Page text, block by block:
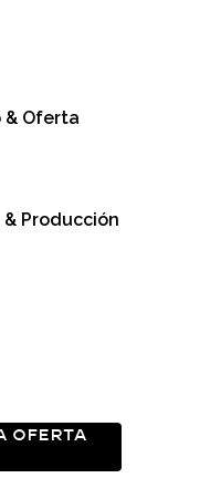
& Oferta
Producción
OFERTA